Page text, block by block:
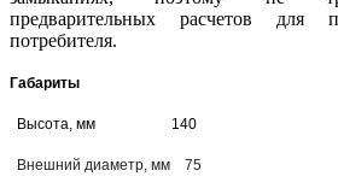
предварительных расчетов для
потребителя.
Габариты
Высота, мм 140
Внешний диаметр, мм 75